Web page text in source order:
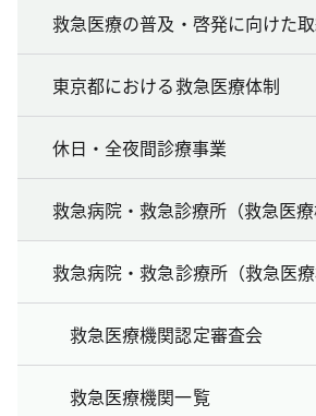
救急医療の普及・啓発に向けた
東京都における救急医療体制
休日・全夜間診療事業
救急病院・救急診療所（救急医療
救急病院・救急診療所（救急医
救急医療機関認定審査会
救急医療機関一覧